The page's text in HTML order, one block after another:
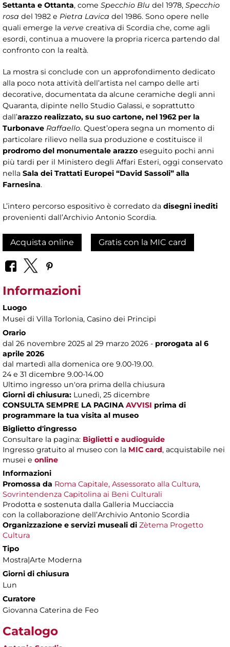
Settanta e Ottanta, come Specchio Blu del 1978, Specchio
rosa del 1982 e Pietra Lavica del 1986. Sono opere nelle
quali emerge la verve creativa di Scordia che, come agli
esordi, continua a muovere la propria ricerca partendo dal
confronto con la realtà.
La mostra si conclude con un approfondimento dedicato
alla poco nota attività dell’artista nel campo delle arti
decorative, documentata da alcune ceramiche degli anni
Quaranta, dipinte nello Studio Galassi, e soprattutto
dall’arazzo realizzato, su suo cartone, nel 1962 per la
Turbonave Raffaello. Quest’opera segna un momento di
particolare rilievo nella sua produzione e costituisce il
prodromo del monumentale arazzo eseguito pochi anni
più tardi per il Ministero degli Affari Esteri, oggi conservato
nella Sala dei Trattati Europei “David Sassoli” alla
Farnesina.
L’intero percorso espositivo è corredato da disegni inediti
provenienti dall’Archivio Antonio Scordia.
Acquista online Gratis con la MIC card
Informazioni
Luogo
Musei di Villa Torlonia, Casino dei Principi
Orario
dal 26 novembre 2025 al 29 marzo 2026 - prorogata al 6
aprile 2026
dal martedì alla domenica ore 9.00-19.00.
24 e 31 dicembre 9.00-14.00
Ultimo ingresso un'ora prima della chiusura
Giorni di chiusura: Lunedì, 25 dicembre
CONSULTA SEMPRE LA PAGINA AVVISI prima di
programmare la tua visita al museo
Biglietto d'ingresso
Consultare la pagina: Biglietti e audioguide
Ingresso gratuito al museo con la MIC card, acquistabile nei
musei e online
Informazioni
Promossa da Roma Capitale, Assessorato alla Cultura,
Sovrintendenza Capitolina ai Beni Culturali
Prodotta e sostenuta dalla Galleria Mucciaccia
con la collaborazione dell’Archivio Antonio Scordia
Organizzazione e servizi museali di Zètema Progetto
Cultura
Tipo
Mostra|Arte Moderna
Giorni di chiusura
Lun
Curatore
Giovanna Caterina de Feo
Catalogo